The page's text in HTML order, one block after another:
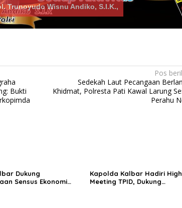
Trunoyudo Wisnu Andiko, S.I.K.,
Bukti
Pos
Sedekah Laut Pecangaan
Khidmat, Polresta Pati Kawal Larung
Perahu
Dukung
Sensus Ekonomi
Kapolda Kalbar Hadiri
Meeting TPID, Dukung
Kasus
Sambut Hari
Puslitbang Polri Salurkan
Paket Sembako Door to